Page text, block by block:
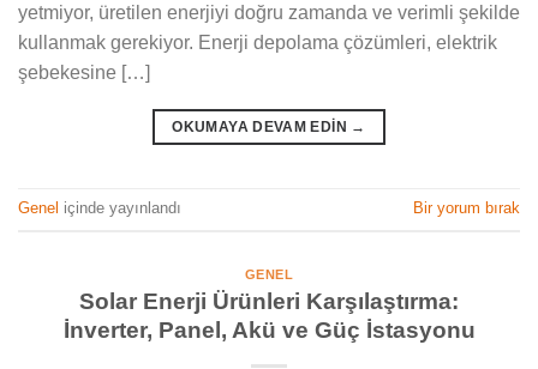
yetmiyor, üretilen enerjiyi doğru zamanda ve verimli şekilde
kullanmak gerekiyor. Enerji depolama çözümleri, elektrik
şebekesine […]
OKUMAYA DEVAM EDIN →
Genel içinde yayınlandı Bir yorum bırak
GENEL
Solar Enerji Ürünleri Karşılaştırma:
İnverter, Panel, Akü ve Güç İstasyonu